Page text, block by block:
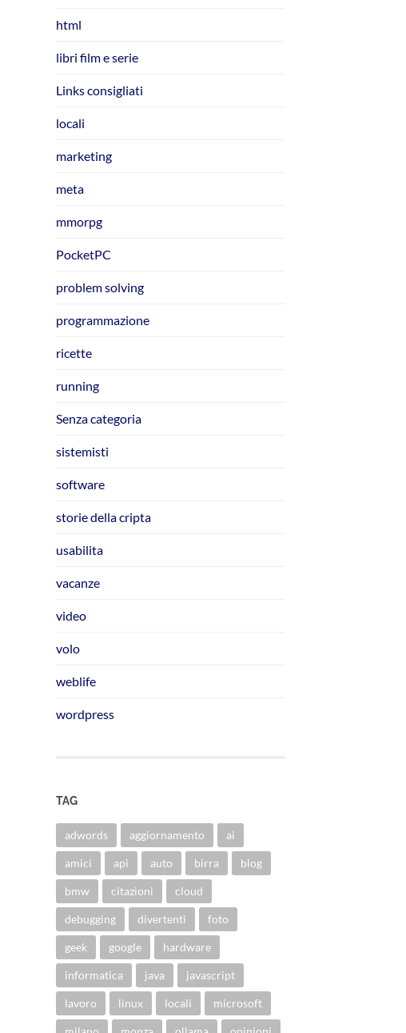
html
libri film e serie
Links consigliati
locali
marketing
meta
mmorpg
PocketPC
problem solving
programmazione
ricette
running
Senza categoria
sistemisti
software
storie della cripta
usabilita
vacanze
video
volo
weblife
wordpress
TAG
adwords aggiornamento ai
amici api auto birra blog
bmw citazioni cloud
debugging divertenti foto
geek google hardware
informatica java javascript
lavoro linux locali microsoft